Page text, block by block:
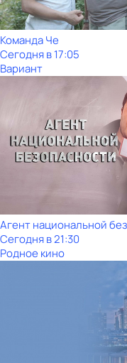
Команда Че
Сегодня в 17:05
Вариант
Агент национальной
Сегодня в 21:30
Родное кино